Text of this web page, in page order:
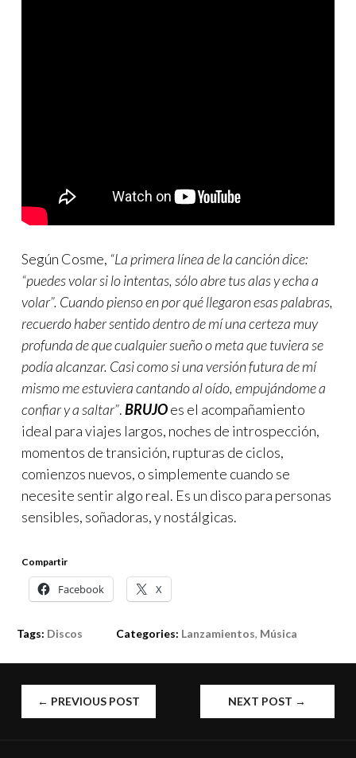
Según Cosme, “La primera línea de la canción dice:
“puedes volar si lo intentas, sólo abre tus alas y echa a
volar”. Cuando pienso en por qué llegaron esas palabras,
recuerdo haber sentido dentro de mí una certeza muy
profunda de que cualquier sueño o meta que tuviera se
podía alcanzar. Casi como si una versión futura de mí
mismo me estuviera cantando al oído, empujándome a
confiar y a saltar”.BRUJOes el acompañamiento
ideal para viajes largos, noches de introspección,
momentos de transición, rupturas de ciclos,
comienzos nuevos, o simplemente cuando se
necesite sentir algo real. Es un disco para personas
sensibles, soñadoras, y nostálgicas.
Compartir
Facebook X
Tags: Discos Categories: Lanzamientos, Música
POST
← PREVIOUS POST NEXT POST →